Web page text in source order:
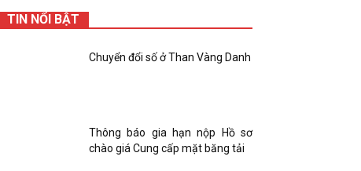
TIN NỔI BẬT
Chuyển đổi số ở Than Vàng Danh
Thông báo gia hạn nộp Hồ sơ
chào giá Cung cấp mặt băng tải